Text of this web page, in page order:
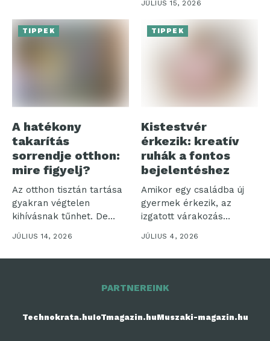
JÚLIUS 15, 2026
TIPPEK
A hatékony
takarítás
sorrendje otthon:
mire figyelj?
Az otthon tisztán tartása
gyakran végtelen
kihívásnak tűnhet. De
JÚLIUS 14, 2026
TIPPEK
Kistestvér
érkezik: kreatív
ruhák a fontos
bejelentéshez
Amikor egy családba új
gyermek érkezik, az
izgatott várakozás
JÚLIUS 4, 2026
PARTNEREINK
Technokrata.huIoTmagazin.huMuszaki-magazin.hu